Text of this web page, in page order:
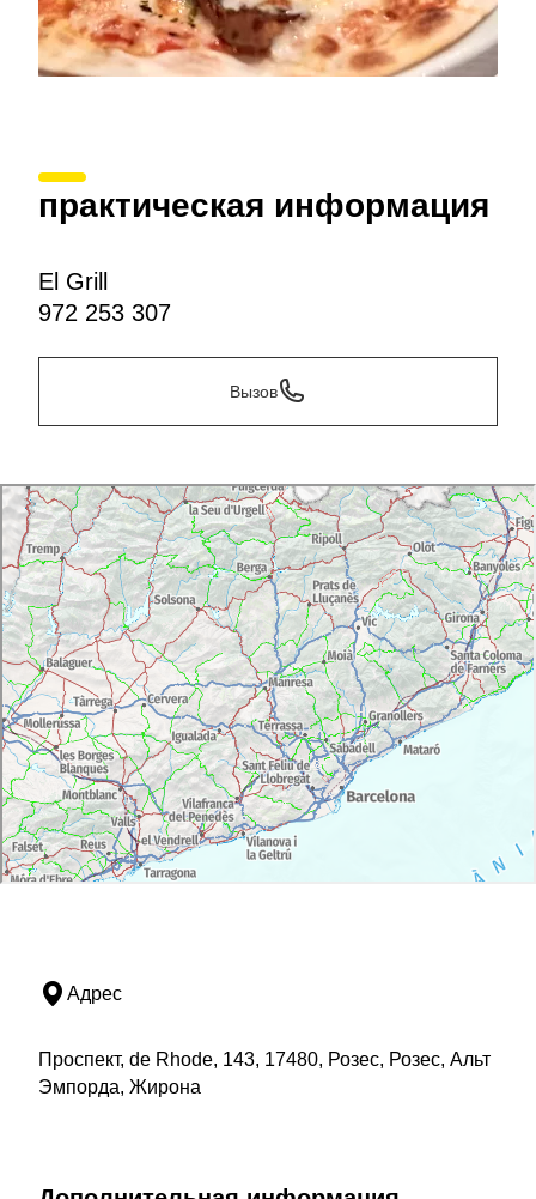
практическая информация
El Grill
972 253 307
Вызов
Адрес
Проспект, de Rhode, 143, 17480, Розес, Розес, Альт
Эмпорда, Жирона